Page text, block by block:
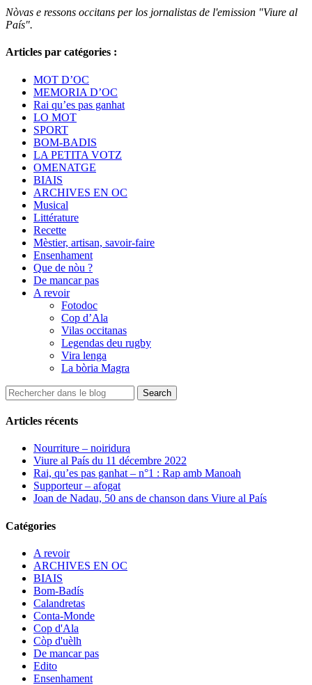
Nòvas e ressons occitans per los jornalistas de l'emission "Viure al
País".
Articles par catégories :
MOT D’OC
MEMORIA D’OC
Rai qu’es pas ganhat
LO MOT
SPORT
BOM-BADIS
LA PETITA VOTZ
OMENATGE
BIAIS
ARCHIVES EN OC
Musical
Littérature
Recette
Mèstier, artisan, savoir-faire
Ensenhament
Que de nòu ?
De mancar pas
A revoir
Fotodoc
Cop d’Ala
Vilas occitanas
Legendas deu rugby
Vira lenga
La bòria Magra
Articles récents
Nourriture – noiridura
Viure al País du 11 décembre 2022
Rai, qu’es pas ganhat – n°1 : Rap amb Manoah
Supporteur – afogat
Joan de Nadau, 50 ans de chanson dans Viure al País
Catégories
A revoir
ARCHIVES EN OC
BIAIS
Bom-Badís
Calandretas
Conta-Monde
Cop d'Ala
Còp d'uèlh
De mancar pas
Edito
Ensenhament